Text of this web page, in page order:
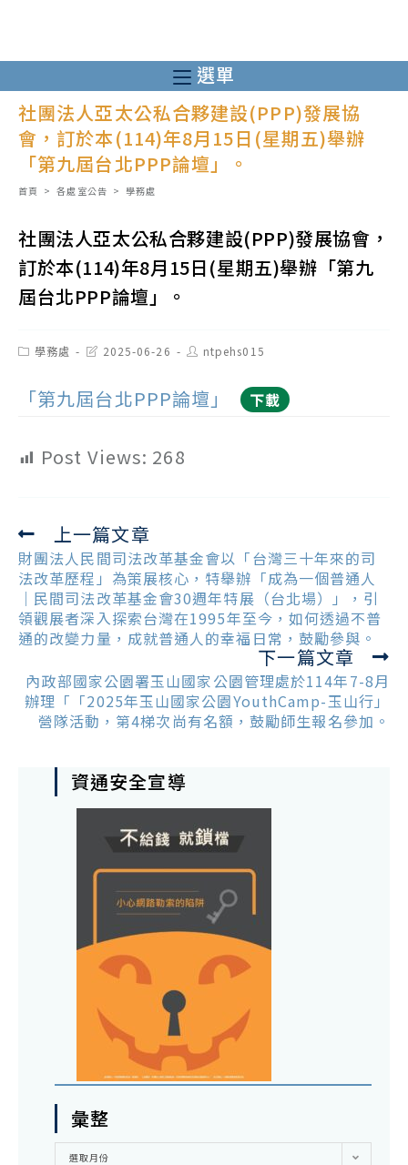
至
主
要
內
選單
社團法人亞太公私合夥建設(PPP)發展協
會，訂於本(114)年8月15日(星期五)舉辦
「第九屆台北PPP論壇」。
首頁 > 各處室公告 > 學務處
社團法人亞太公私合夥建設(PPP)發展協會，
訂於本(114)年8月15日(星期五)舉辦「第九
屆台北PPP論壇」。
Post學務處
Post2025-06-26
Post
author:
ntpehs015
「第九屆台北PPP論壇」 下載
Post Views: 268
Read
more
articles
上一篇文章
財團法人民間司法改革基金會以「台灣三十年來的司
法改革歷程」為策展核心，特舉辦「成為一個普通人
｜民間司法改革基金會30週年特展（台北場）」，引
領觀展者深入探索台灣在1995年至今，如何透過不普
通的改變力量，成就普通人的幸福日常，鼓勵參與。
下一篇文章
內政部國家公園署玉山國家公園管理處於114年7-8月
辦理「「2025年玉山國家公園YouthCamp-玉山行」
營隊活動，第4梯次尚有名額，鼓勵師生報名參加。
資通安全宣導
彙整
彙
選取月份